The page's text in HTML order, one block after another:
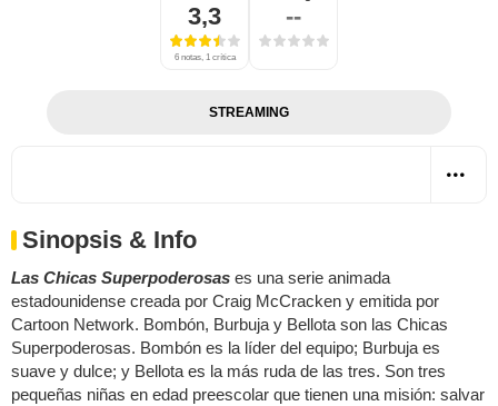
3,3
6 notas, 1 crítica
--
STREAMING
Sinopsis & Info
Las Chicas Superpoderosas es una serie animada
estadounidense creada por Craig McCracken y emitida por
Cartoon Network. Bombón, Burbuja y Bellota son las Chicas
Superpoderosas. Bombón es la líder del equipo; Burbuja es
suave y dulce; y Bellota es la más ruda de las tres. Son tres
pequeñas niñas en edad preescolar que tienen una misión: salvar